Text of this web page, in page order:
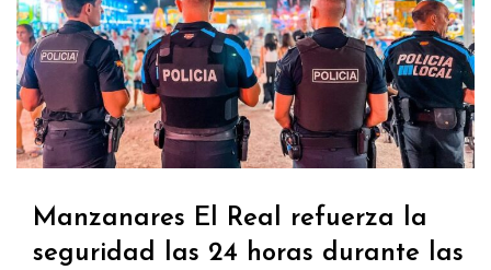
Manzanares El Real refuerza la
seguridad las 24 horas durante las